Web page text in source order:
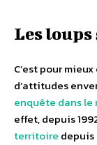
Les
C’est pour
d’attitudes
enquête dans
effet, depuis
territoire depuis